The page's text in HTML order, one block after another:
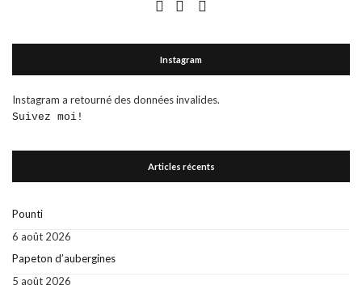
Instagram
Instagram a retourné des données invalides.
Suivez moi!
Articles récents
Pounti
6 août 2026
Papeton d’aubergines
5 août 2026